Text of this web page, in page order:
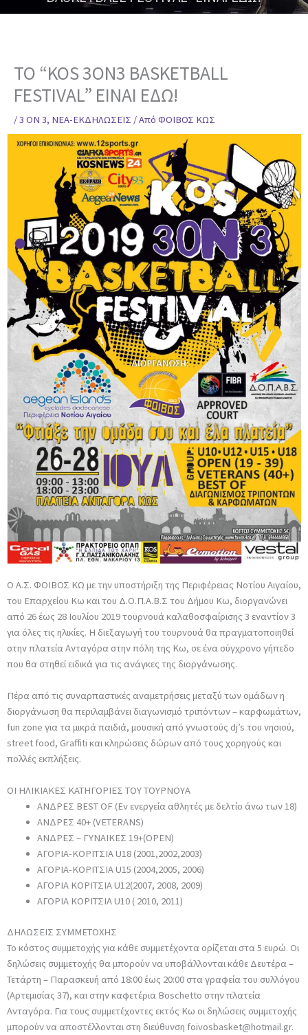
ΤΟ “KOS 3ON3 ΒΑSKETBALL
FESTIVAL” ΕΙΝΑΙ ΕΔΩ!
/3 ON 3, ΝΕΑ-ΕΚΔΗΛΩΣΕΙΣ / Από ΦΟΙΒΟΣ ΚΩΣ
Ο Α.Σ. ΦΟΙΒΟΣ ΚΩ με την υποστήριξη της Περιφέρειας Νοτίου Αιγαίου,
του Επαρχείου Κω και του Δ.Ο.Π.Α.Β.Σ του Δήμου Κω, διοργανώνει
από 26 έως 28 Ιουλίου 2019 τουρνουά καλαθοσφαίρισης 3 εναντίον 3
για όλες τις ηλικίες. Η διεξαγωγή του τουρνουά θα πραγματοποιηθεί
στην πλατεία Ανταγόρα στην πόλη της Κω, σε ένα σύγχρονο γήπεδο
που θα στηθεί ειδικά για τις ανάγκες της διοργάνωσης.
Πέρα από τις συναρπαστικές αναμετρήσεις μεταξύ των ομάδων η
διοργάνωση θα περιλαμβάνει διαγωνισμό τριπόντων – καρφωμάτων,
fun zone για τα μικρά παιδιά, μουσική από γνωστούς dj’s του νησιού,
street food, Graffiti και κληρώσεις δώρων από τους χορηγούς και
πολλές εκπλήξεις.
ΟΙ ΗΛΙΚΙΑΚΕΣ ΚΑΤΗΓΟΡΙΕΣ ΤΟΥΤΟΥΡΝΟΥΑ
ΑΝΔΡΕΣ BEST OF (Εν ενεργεία αθλητές με δελτίο άνω των 18)
ΑΝΔΡΕΣ 40+ (VETERANS)
ΑΝΔΡΕΣ – ΓΥΝΑΙΚΕΣ 19+(ΟPEN)
ΑΓΟΡΙΑ-ΚΟΡΙΤΣΙΑ U18 (2001,2002,2003)
ΑΓΟΡΙΑ-ΚΟΡΙΤΣΙΑ U15 (2004,2005, 2006)
ΑΓΟΡΙΑ ΚΟΡΙΤΣΙΑ U12(2007, 2008, 2009)
ΑΓΟΡΙΑ ΚΟΡΙΤΣΙΑ U10 ( 2010, 2011)
ΔΗΛΩΣΕΙΣ ΣΥΜΜΕΤΟΧΗΣ
Το κόστος συμμετοχής για κάθε συμμετέχοντα ορίζεται στα 5 ευρώ. Οι
δηλώσεις συμμετοχής θα μπορούν να υποβάλλονται κάθε Δευτέρα –
Τετάρτη – Παρασκευή από 18:00 έως 20:00 στα γραφεία του συλλόγου
(Αρτεμισίας 37), και στην καφετέρια Boschetto στην πλατεία
Ανταγόρα. Για τους συμμετέχοντες εκτός Κω οι δηλώσεις συμμετοχής
μπορούν να αποστέλλονται στη διεύθυνση foivosbasket@hotmail.gr.